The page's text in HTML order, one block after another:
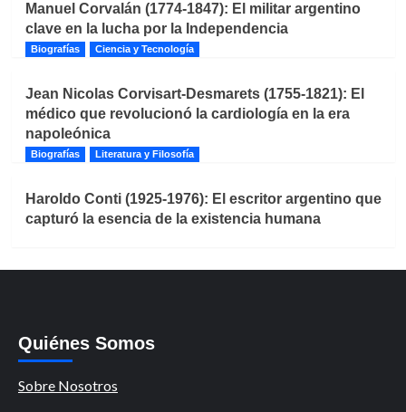
Manuel Corvalán (1774-1847): El militar argentino
clave en la lucha por la Independencia
Biografías Ciencia y Tecnología
Jean Nicolas Corvisart-Desmarets (1755-1821): El
médico que revolucionó la cardiología en la era
napoleónica
Biografías Literatura y Filosofía
Haroldo Conti (1925-1976): El escritor argentino que
capturó la esencia de la existencia humana
Quiénes Somos
Sobre Nosotros